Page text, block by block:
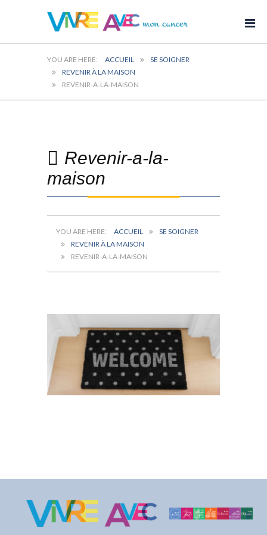
ACCUEIL
SE SOIGNER
REVENIR À LA MAISON
REVENIR-A-LA-MAISON
Revenir-a-la-
maison
ACCUEIL
SE SOIGNER
REVENIR À LA MAISON
REVENIR-A-LA-MAISON